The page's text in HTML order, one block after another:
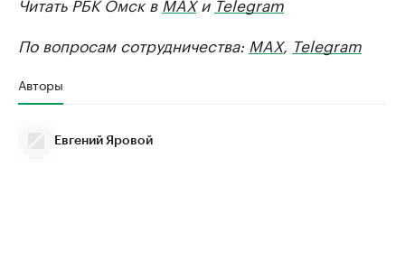
По вопросам сотрудничества: MAX, Telegram
Авторы
Евгений Яровой